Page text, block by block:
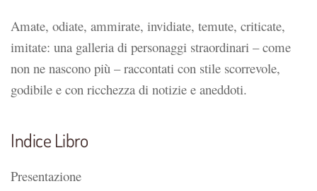
Amate, odiate, ammirate, invidiate, temute, criticate,
imitate: una galleria di personaggi straordinari – come
non ne nascono più – raccontati con stile scorrevole,
godibile e con ricchezza di notizie e aneddoti.
Indice Libro
Presentazione